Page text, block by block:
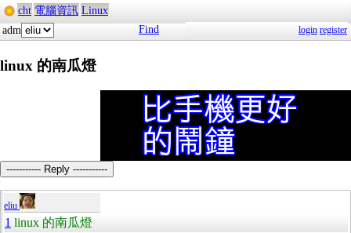
cht 電腦資訊 Linux
adm
Find login register
linux 的南瓜燈
----------- Reply -----------
eliu
1 linux 的南瓜燈